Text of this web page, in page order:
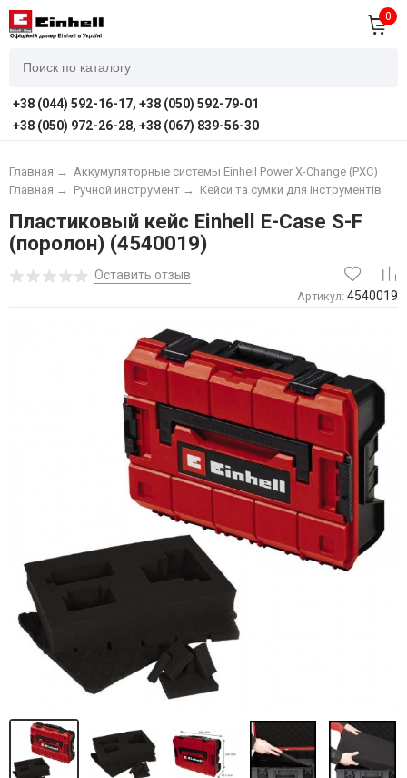
0
+38 (044) 592-16-17, +38 (050) 592-79-01
+38 (050) 972-26-28, +38 (067) 839-56-30
Главная →
Аккумуляторные системы Einhell Power X-Change (PXC)
Кейси та сумки для інструментів
Ручной инструмент →
Главная →
Пластиковый кейс Einhell E-Case S-F
(поролон) (4540019)
Оставить отзыв
Артикул: 4540019